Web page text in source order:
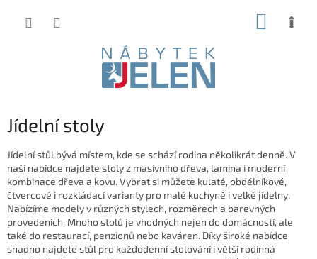
Jídelní stoly
Jídelní stůl bývá místem, kde se schází rodina několikrát denně. V
naší nabídce najdete stoly z masivního dřeva, lamina i moderní
kombinace dřeva a kovu. Vybrat si můžete kulaté, obdélníkové,
čtvercové i rozkládací varianty pro malé kuchyně i velké jídelny.
Nabízíme modely v různých stylech, rozměrech a barevných
provedeních. Mnoho stolů je vhodných nejen do domácností, ale
také do restaurací, penzionů nebo kaváren. Díky široké nabídce
snadno najdete stůl pro každodenní stolování i větší rodinná